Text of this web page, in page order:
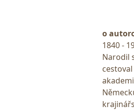
o
1840 -
Narodil